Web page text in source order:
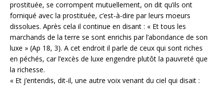
prostituée, se corrompent mutuellement, on dit qu’ils ont
forniqué avec la prostituée, c’est-à-dire par leurs moeurs
dissolues. Après cela il continue en disant : « Et tous les
marchands de la terre se sont enrichis par l’abondance de son
luxe » (Ap 18, 3). A cet endroit il parle de ceux qui sont riches
en péchés, car l’excès de luxe engendre plutôt la pauvreté que
la richesse.
« Et j’entendis, dit-il, une autre voix venant du ciel qui disait :